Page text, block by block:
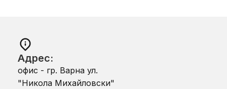
Адрес:
офис - гр. Варна ул.
"Никола Михайловски"